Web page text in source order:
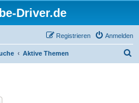
Driver.de
Anmelden
Registrieren
Aktive Themen